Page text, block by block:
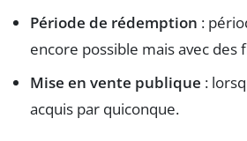
Période de rédemption :
encore possible mais avec des
Mise en vente publique :
acquis par quiconque.